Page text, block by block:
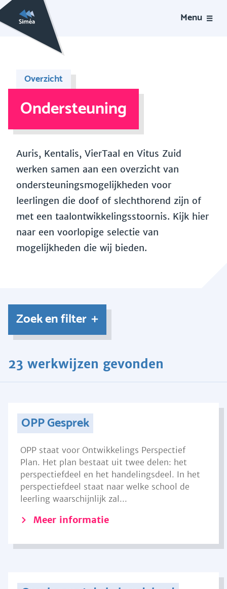
Menu
Overzicht
Ondersteuning
Auris, Kentalis, VierTaal en Vitus Zuid
werken samen aan een overzicht van
ondersteuningsmogelijkheden voor
leerlingen die doof of slechthorend zijn of
met een taalontwikkelingsstoornis. Kijk hier
naar een voorlopige selectie van
mogelijkheden die wij bieden.
Zoek en filter
23 werkwijzen gevonden
OPP Gesprek
OPP staat voor Ontwikkelings Perspectief
Plan. Het plan bestaat uit twee delen: het
perspectiefdeel en het handelingsdeel. In het
perspectiefdeel staat naar welke school de
leerling waarschijnlijk zal...
Meer informatie